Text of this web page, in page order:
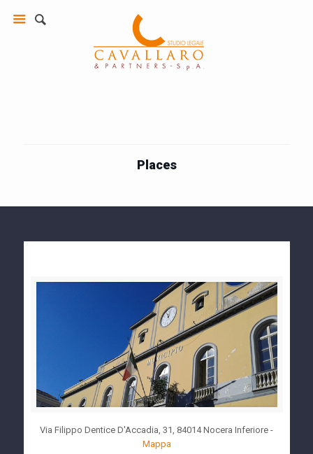
Places
Via Filippo Dentice D'Accadia, 31, 84014 Nocera Inferiore -
Mappa